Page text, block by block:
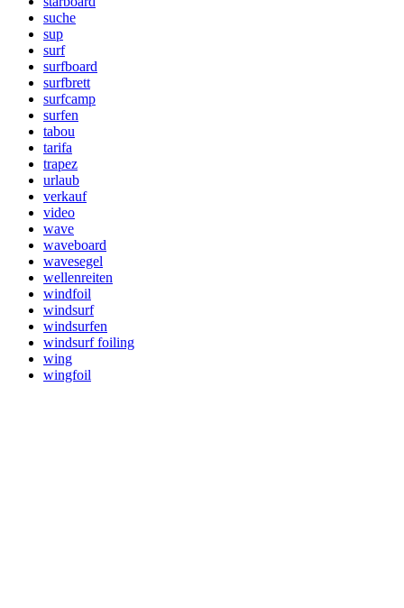
suche
sup
surf
surfboard
surfbrett
surfcamp
surfen
tabou
tarifa
trapez
urlaub
verkauf
video
wave
waveboard
wavesegel
wellenreiten
windfoil
windsurf
windsurfen
windsurf foiling
wing
wingfoil